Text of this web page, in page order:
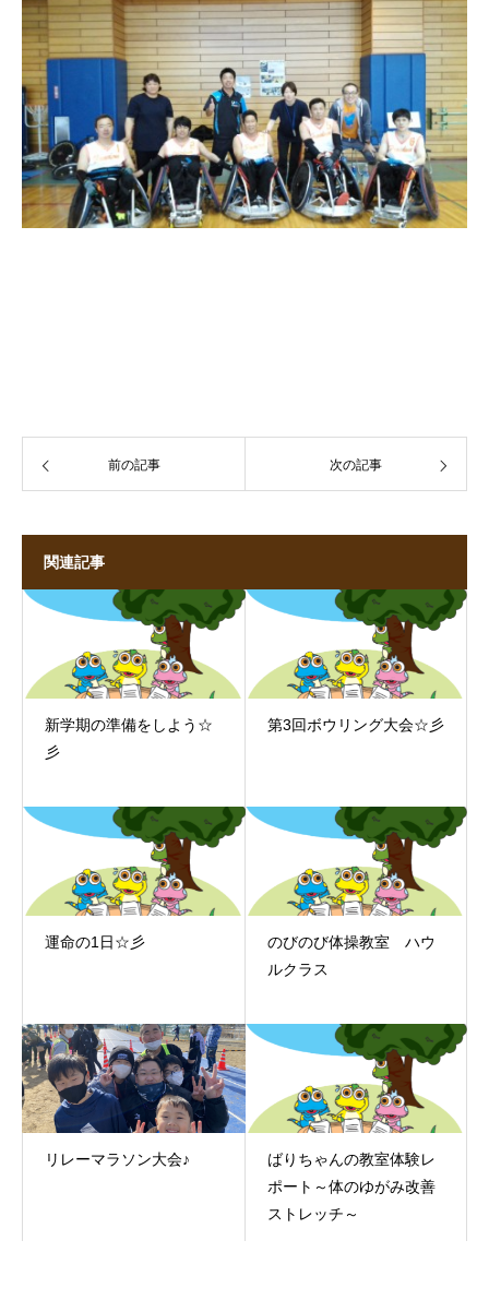
前の記事 次の記事
関連記事
新学期の準備をしよう☆
彡
第3回ボウリング大会☆彡
運命の1日☆彡
のびのび体操教室 ハウ
ルクラス
リレーマラソン大会♪
ばりちゃんの教室体験レ
ポート～体のゆがみ改善
ストレッチ～